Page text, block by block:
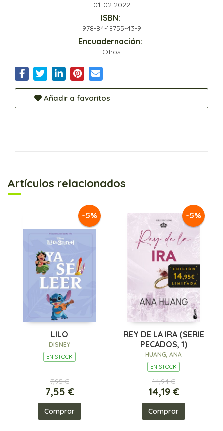
01-02-2022
ISBN:
978-84-18755-43-9
Encuadernación:
Otros
Añadir a favoritos
Artículos relacionados
-5%
LILO
DISNEY
EN STOCK
7,95 €
7,55 €
Comprar
-5%
REY DE LA IRA (SERIE
PECADOS, 1)
HUANG, ANA
EN STOCK
14,94 €
14,19 €
Comprar